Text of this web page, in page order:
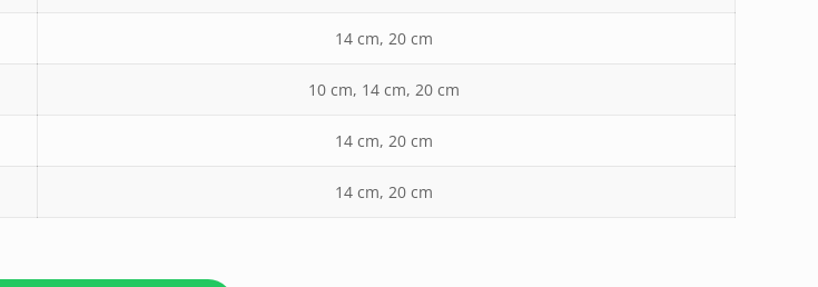
14 cm, 20 cm
10 cm, 14 cm, 20 cm
14 cm, 20 cm
14 cm, 20 cm